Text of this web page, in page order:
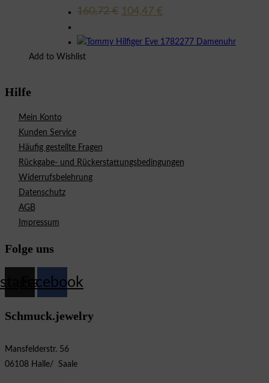
160,72€ Ursprünglicher
160,72 €
104,47 €Aktueller
104,47 €.
Add to Wishlist
Hilfe
Mein Konto
Kunden Service
Häufig gestellte Fragen
Rückgabe- und Rückerstattungsbedingungen
Widerrufsbelehrung
Datenschutz
AGB
Impressum
Folge uns
Facebook
Schmuck.jewelry
Mansfelderstr. 56
06108 Halle/ Saale